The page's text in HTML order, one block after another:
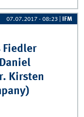
07.07.2017 - 08:23 IFM
Fiedler
Kirsten